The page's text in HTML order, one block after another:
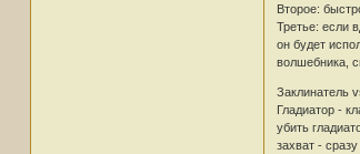
Второе:
Третье: если
он будет
волшебника,
Заклинатель
Гладиатор -
убить
захват -